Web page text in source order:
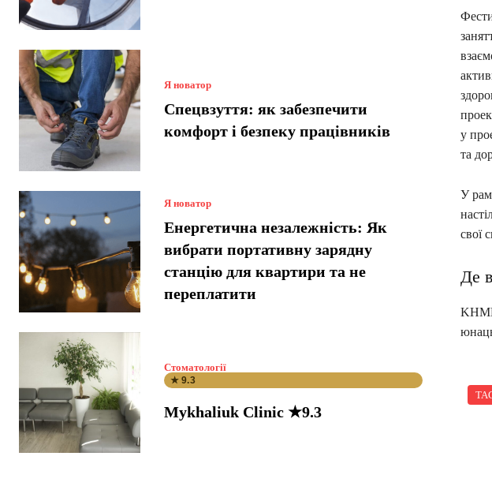
Я новатор
Спецвзуття: як забезпечити
комфорт і безпеку працівників
Я новатор
Енергетична незалежність: Як
вибрати портативну зарядну
станцію для квартири та не
переплатити
Стоматології
★ 9.3
Mykhaliuk Clinic ★9.3
у
та
У
свої
Де